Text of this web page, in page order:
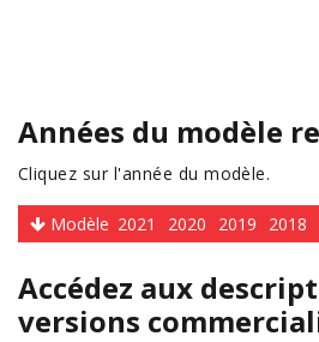
Années du modèle
Cliquez sur l'année du modèle.
Modèle 2021 2020 2019 2018
Accédez aux
versions